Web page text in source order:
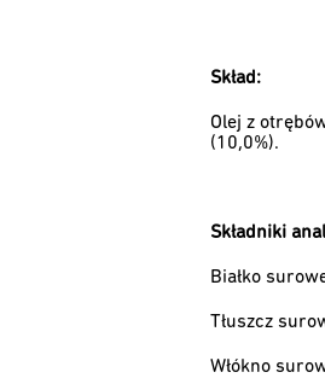
Skład:
Olej z
(10,0%).
Składniki
Białko
Tłuszcz
Włókno